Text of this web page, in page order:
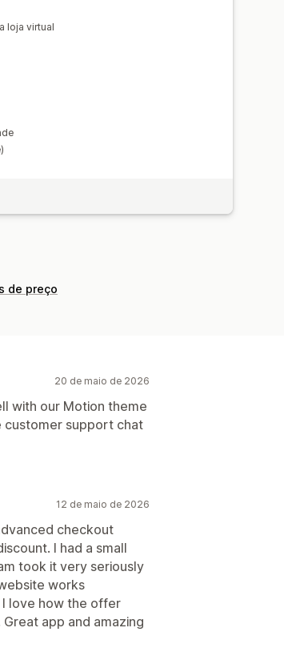
loja virtual
de preço
20 de maio de 2026
with our Motion theme
customer support chat
12 de maio de 2026
checkout
I had a small
took it very seriously
works
love how the offer
app and amazing